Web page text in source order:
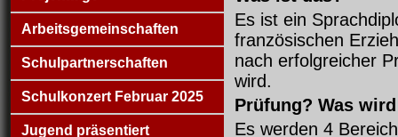
Arbeitsgemeinschaften
Schulpartnerschaften
Schulkonzert Februar 2025
Jugend präsentiert
Es ist ein
französischen
nach erfolgreicher
wird.
Prüfung? Was
Es werden 4